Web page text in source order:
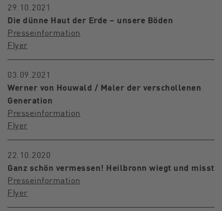
29.10.2021
Die dünne Haut der Erde – unsere Böden
Presseinformation
Flyer
03.09.2021
Werner von Houwald / Maler der verschollenen
Generation
Presseinformation
Flyer
22.10.2020
Ganz schön vermessen! Heilbronn wiegt und misst
Presseinformation
Flyer